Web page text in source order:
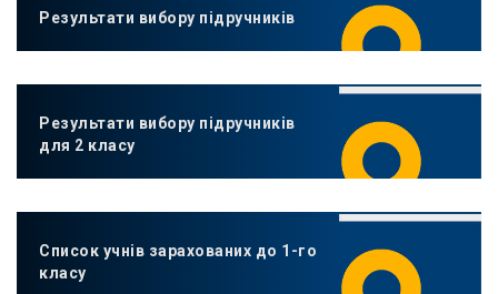
Результати вибору підручників
Результати вибору підручників
для 2 класу
Список учнів зарахованих до 1-го
класу